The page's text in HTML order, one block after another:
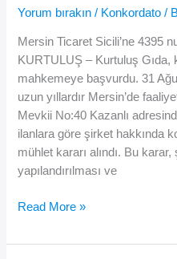
Geçici
Kararı
Yorum bırakın / Konkordato /
Mersin Ticaret Sicili’ne 4395
KURTULUŞ – Kurtuluş Gıda,
mahkemeye başvurdu. 31
uzun yıllardır Mersin’de
Mevkii No:40 Kazanlı
ilanlara göre şirket hakkında
mühlet kararı alındı. Bu
yapılandırılması ve
Mersin’de
Gösteren
Read More »